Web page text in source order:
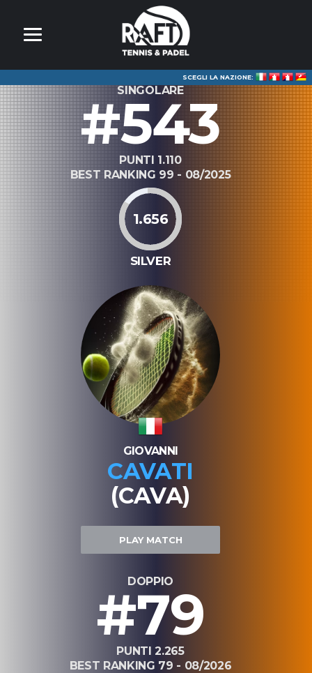
SCEGLI LA NAZIONE:
SINGOLARE
#543
PUNTI 1.110
BEST RANKING 99 - 08/2025
1.656
SILVER
GIOVANNI
CAVATI
(CAVA)
PLAY MATCH
DOPPIO
#79
PUNTI 2.265
BEST RANKING 79 - 08/2026